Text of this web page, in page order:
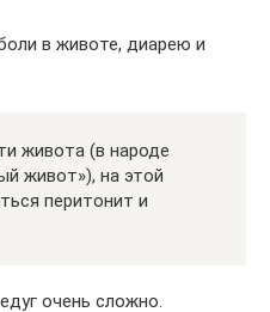
в животе, диарею и
живота (в народе
живот»), на этой
перитонит и
очень сложно.